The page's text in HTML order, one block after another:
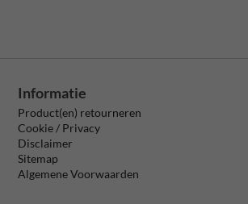
Informatie
Product(en) retourneren
Cookie / Privacy
Disclaimer
Sitemap
Algemene Voorwaarden